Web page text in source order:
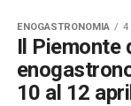
ENOGASTRONOMIA 4
Il Piemonte
10 al 12